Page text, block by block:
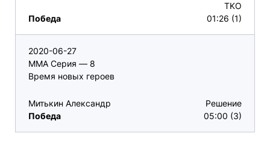
Победа
TKO
01:26 (1)
2020-06-27
ММА Серия — 8
Время новых героев
Митькин Александр
Победа
Решение
05:00 (3)